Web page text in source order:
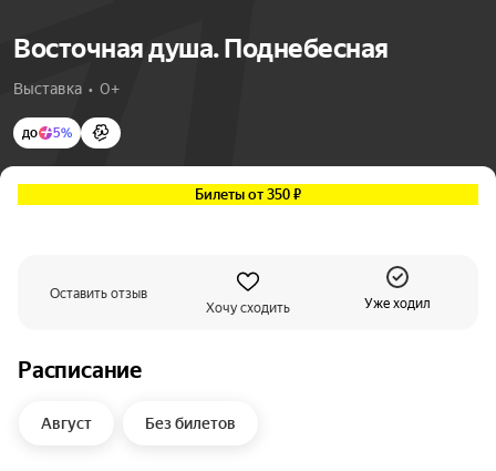
Восточная душа. Поднебесная
Выставка  •  0+
до 5%
Билеты от 350 ₽
Оставить отзыв
Хочу сходить
Уже ходил
Расписание
Август Без билетов